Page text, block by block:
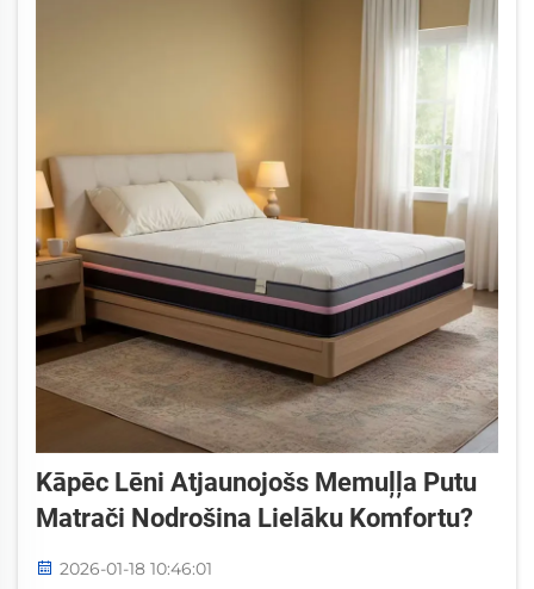
Kāpēc Lēni Atjaunojošs Memuļļa Putu
Matrači Nodrošina Lielāku Komfortu?
2026-01-18 10:46:01